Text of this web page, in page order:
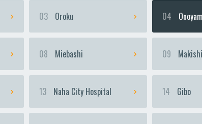
03 Oroku 04
08 Miebashi 09 Makishi
13 Naha City Hospital 14 Gibo